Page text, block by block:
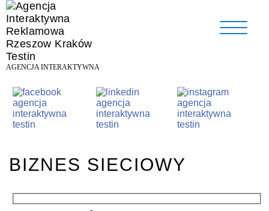
AGENCJA INTERAKTYWNA
BIZNES SIECIOWY